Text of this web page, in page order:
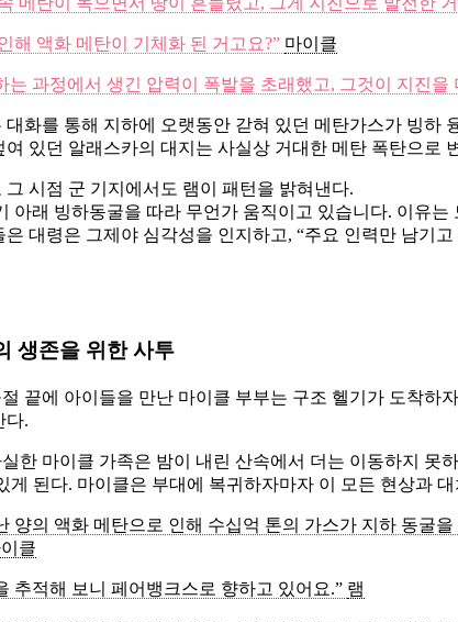
해 액화 메탄이 기체화 된 거고요?” 마이클
는 과정에서 생긴 압력이 폭발을 초래했고, 그것이 지진을
대화를 통해 지하에 오랫동안 갇혀 있던 메탄가스가 빙하
여 있던 알래스카의 대지는 사실상 거대한 메탄 폭탄으로
그 시점 군 기지에서도 램이 패턴을 밝혀낸다.
아래 빙하동굴을 따라 무언가 움직이고 있습니다. 이유는
은 대령은 그제야 심각성을 인지하고, “주요 인력만 남기
생존을 위한 사투
끝에 아이들을 만난 마이클 부부는 구조 헬기가 도착하
다.
한 마이클 가족은 밤이 내린 산속에서 더는 이동하지 못
게 된다. 마이클은 부대에 복귀하자마자 이 모든 현상과
양의 액화 메탄으로 인해 수십억 톤의 가스가 지하 동굴
클
추적해 보니 페어뱅크스로 향하고 있어요.” 램